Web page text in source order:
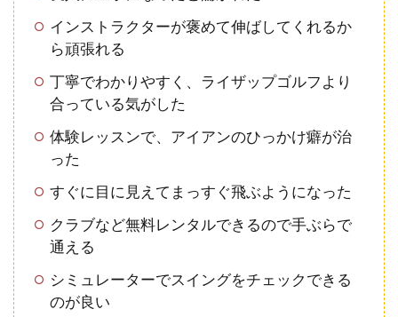
インストラクターが褒めて伸ばしてくれるか
ら頑張れる
丁寧でわかりやすく、ライザップゴルフより
合っている気がした
体験レッスンで、アイアンのひっかけ癖が治
った
すぐに目に見えてまっすぐ飛ぶようになった
クラブなど無料レンタルできるので手ぶらで
通える
シミュレーターでスイングをチェックできる
のが良い